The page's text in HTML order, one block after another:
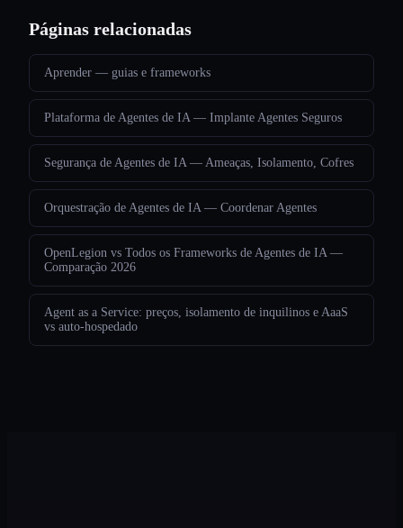
Páginas relacionadas
Aprender — guias e frameworks
Plataforma de Agentes de IA — Implante Agentes Seguros
Segurança de Agentes de IA — Ameaças, Isolamento, Cofres
Orquestração de Agentes de IA — Coordenar Agentes
OpenLegion vs Todos os Frameworks de Agentes de IA —
Comparação 2026
Agent as a Service: preços, isolamento de inquilinos e AaaS
vs auto-hospedado